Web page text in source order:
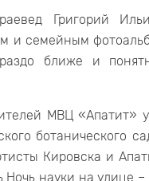
Григорий
и семейным
ближе и
МВЦ «Апатит»
ботанического
Кировска и
Ночь науки на улице